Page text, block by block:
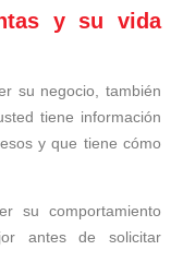
y su vida
su negocio, también
tiene información
y que tiene cómo
su comportamiento
antes de solicitar